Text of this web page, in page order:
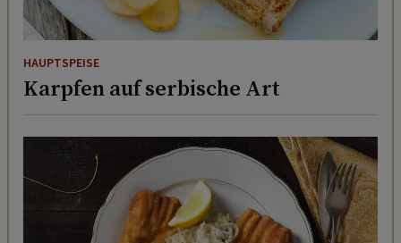
HAUPTSPEISE
Karpfen auf serbische Art